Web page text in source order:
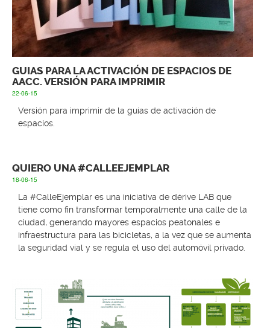
GUIAS PARA LA ACTIVACIÓN DE ESPACIOS DE
AACC. VERSIÓN PARA IMPRIMIR
22-06-15
Versión para imprimir de la guías de activación de
espacios.
QUIERO UNA #CALLEEJEMPLAR
18-06-15
La #CalleEjemplar es una iniciativa de dérive LAB que
tiene como fin transformar temporalmente una calle de la
ciudad, generando mayores espacios peatonales e
infraestructura para las bicicletas, a la vez que se aumenta
la seguridad vial y se regula el uso del automóvil privado.